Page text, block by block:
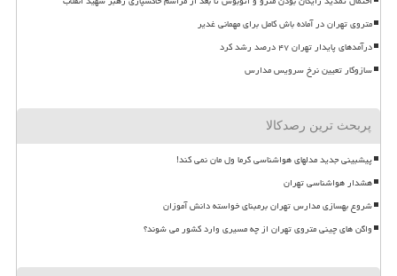
متروی تهران در آماده باش کامل برای مهمانی غدیر
درآمدهای پایدار تهران ۴۷ درصد رشد کرد
سازوکار تعیین نرخ سرویس مدارس
پربحث ترین رصدکالا
پیشبینی جدید مدلهای هواشناسی گرما ول مان نمی کند!
هشدار هواشناسی تهران
شروع بهسازی مدارس تهران برمبنای خواسته دانش آموزان
واگن های چینی متروی تهران از چه مسیری وارد کشور می شوند؟